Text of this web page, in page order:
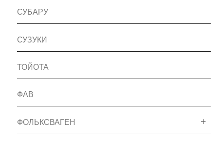
СУБАРУ
СУЗУКИ
ТОЙОТА
ФАВ
ФОЛЬКСВАГЕН